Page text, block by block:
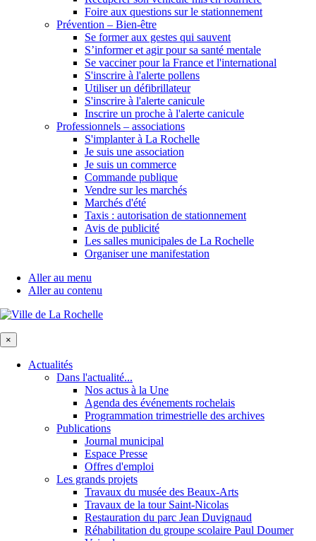
Foire aux questions sur le stationnement
Prévention – Bien-être
Se former aux gestes qui sauvent
S’informer et agir pour sa santé mentale
Se vacciner pour la France et l'international
S'inscrire à l'alerte pollens
Utiliser un défibrillateur
S'inscrire à l'alerte canicule
Inscrire un proche à l'alerte canicule
Professionnels – associations
S'implanter à La Rochelle
Je suis une association
Je suis un commerce
Commande publique
Vendre sur les marchés
Marchés d'été
Taxis : autorisation de stationnement
Avis de publicité
Les salles municipales de La Rochelle
Organiser une manifestation
Aller au menu
Aller au contenu
×
Actualités
Dans l'actualité...
Nos actus à la Une
Agenda des événements rochelais
Programmation trimestrielle des archives
Publications
Journal municipal
Espace Presse
Offres d'emploi
Les grands projets
Travaux du musée des Beaux-Arts
Travaux de la tour Saint-Nicolas
Restauration du parc Jean Duvignaud
Réhabilitation du groupe scolaire Paul Doumer